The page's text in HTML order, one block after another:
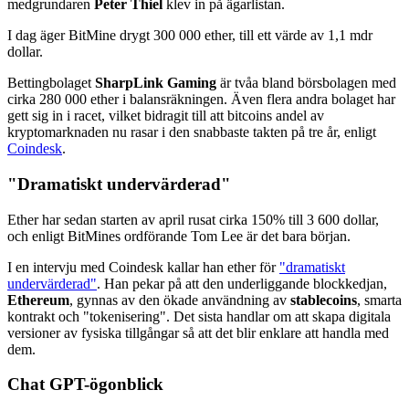
medgrundaren Peter Thiel klev in på ägarlistan.
I dag äger BitMine drygt 300 000 ether, till ett värde av 1,1 mdr
dollar.
Bettingbolaget SharpLink Gaming är tvåa bland börsbolagen med
cirka 280 000 ether i balansräkningen. Även flera andra bolaget har
gett sig in i racet, vilket bidragit till att bitcoins andel av
kryptomarknaden nu rasar i den snabbaste takten på tre år, enligt
Coindesk.
"Dramatiskt undervärderad"
Ether har sedan starten av april rusat cirka 150% till 3 600 dollar,
och enligt BitMines ordförande Tom Lee är det bara början.
I en intervju med Coindesk kallar han ether för "dramatiskt
undervärderad". Han pekar på att den underliggande blockkedjan,
Ethereum, gynnas av den ökade användning av stablecoins, smarta
kontrakt och "tokenisering". Det sista handlar om att skapa digitala
versioner av fysiska tillgångar så att det blir enklare att handla med
dem.
Chat GPT-ögonblick